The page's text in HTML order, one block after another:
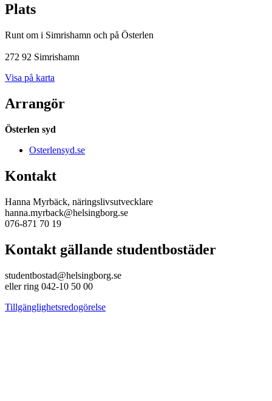
Plats
Runt om i Simrishamn och på Österlen
272 92 Simrishamn
Visa på karta
Arrangör
Österlen syd
Osterlensyd.se
Kontakt
Hanna Myrbäck, näringslivsutvecklare
hanna.myrback@helsingborg.se
076-871 70 19
Kontakt gällande studentbostäder
studentbostad@helsingborg.se
eller ring 042-10 50 00
Tillgänglighetsredogörelse